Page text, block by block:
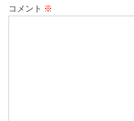
コメント ※